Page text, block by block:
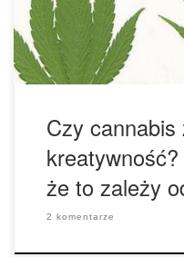
marihuanę codziennie,
Czy cannabis
że to zależy
2 komentarze